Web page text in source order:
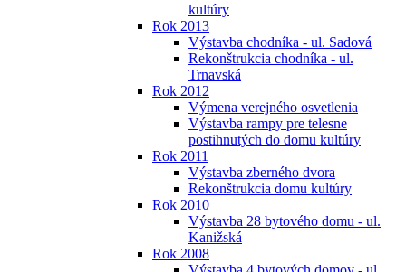
kultúry
Rok 2013
Výstavba chodníka - ul. Sadová
Rekonštrukcia chodníka - ul.
Trnavská
Rok 2012
Výmena verejného osvetlenia
Výstavba rampy pre telesne
postihnutých do domu kultúry
Rok 2011
Výstavba zberného dvora
Rekonštrukcia domu kultúry
Rok 2010
Výstavba 28 bytového domu - ul.
Kanižská
Rok 2008